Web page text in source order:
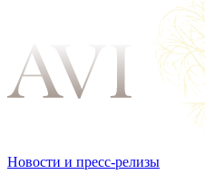
Новости и пресс-релизы